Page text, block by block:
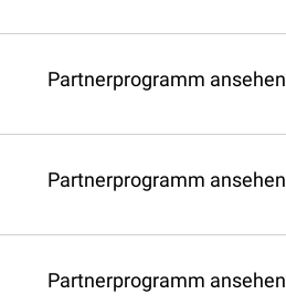
Partnerprogramm ansehen
Partnerprogramm ansehen
Partnerprogramm ansehen